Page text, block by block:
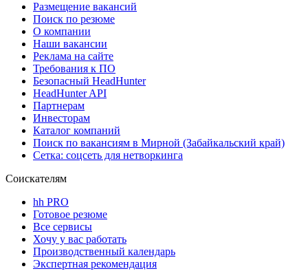
Размещение вакансий
Поиск по резюме
О компании
Наши вакансии
Реклама на сайте
Требования к ПО
Безопасный HeadHunter
HeadHunter API
Партнерам
Инвесторам
Каталог компаний
Поиск по вакансиям в Мирной (Забайкальский край)
Сетка: соцсеть для нетворкинга
Соискателям
hh PRO
Готовое резюме
Все сервисы
Хочу у вас работать
Производственный календарь
Экспертная рекомендация